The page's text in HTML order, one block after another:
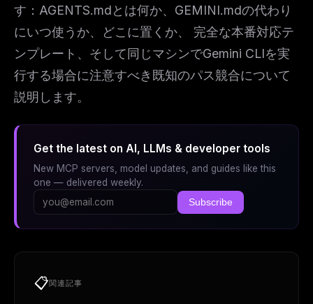
す：AGENTS.mdとは何か、GEMINI.mdの代わり
にいつ使うか、どこに置くか、 完全な本番対応テ
ンプレート、そして同じマシンでGemini CLIを実
行する場合に注意すべき既知のパス競合について
説明します。
Get the latest on AI, LLMs & developer tools
New MCP servers, model updates, and guides like this
one — delivered weekly.
Subscribe
📋関連記事